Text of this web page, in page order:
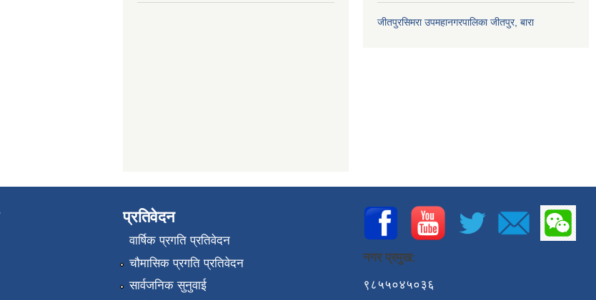
जीतपुरसिमरा उपमहानगरपालिका जीतपुर, बारा
प्रतिवेदन
वार्षिक प्रगति प्रतिवेदन
चौमासिक प्रगति प्रतिवेदन
सार्वजनिक सुनुवाई
नगर प्रमुख:
९८५५०४५०३६